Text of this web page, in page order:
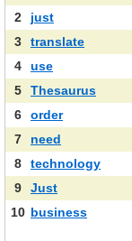
2
just
3
translate
4
use
5
Thesaurus
6
order
7
need
8
technology
9
Just
10 business